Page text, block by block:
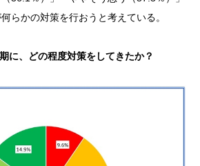
らかの対策を行おうと考えている。
、どの程度対策をしてきたか？